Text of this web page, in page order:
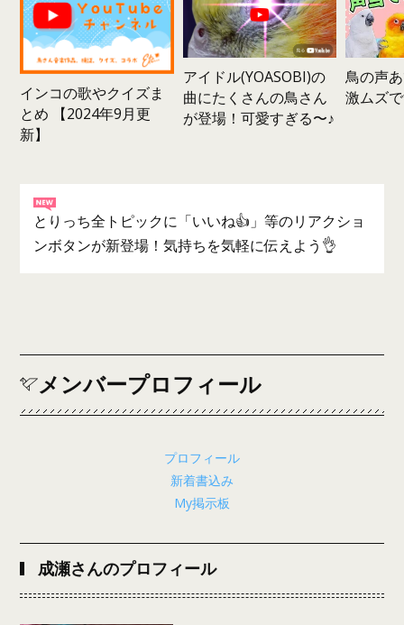
インコの歌やクイズま
とめ 【2024年9月更
新】
アイドル(YOASOBI)の
曲にたくさんの鳥さん
が登場！可愛すぎる〜♪
鳥の声
激ムズ
とりっち全トピックに「いいね👍」等のリアクショ
ンボタンが新登場！気持ちを気軽に伝えよう👌
メンバープロフィール
プロフィール
新着書込み
My掲示板
成瀬さんのプロフィール